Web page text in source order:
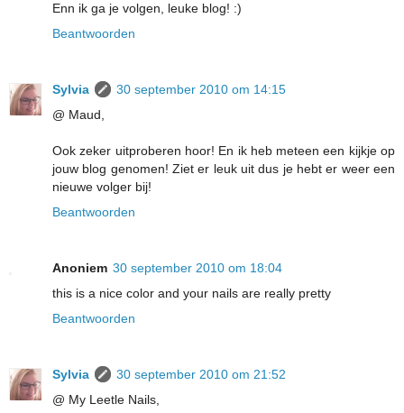
Enn ik ga je volgen, leuke blog! :)
Beantwoorden
Sylvia
30 september 2010 om 14:15
@ Maud,
Ook zeker uitproberen hoor! En ik heb meteen een kijkje op
jouw blog genomen! Ziet er leuk uit dus je hebt er weer een
nieuwe volger bij!
Beantwoorden
Anoniem 30 september 2010 om 18:04
this is a nice color and your nails are really pretty
Beantwoorden
Sylvia
30 september 2010 om 21:52
@ My Leetle Nails,